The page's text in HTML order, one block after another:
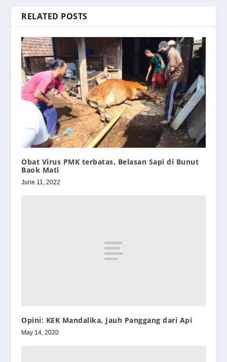
RELATED POSTS
Obat Virus PMK terbatas, Belasan Sapi di Bunut
Baok Mati
June 11, 2022
Opini: KEK Mandalika, Jauh Panggang dari Api
May 14, 2020